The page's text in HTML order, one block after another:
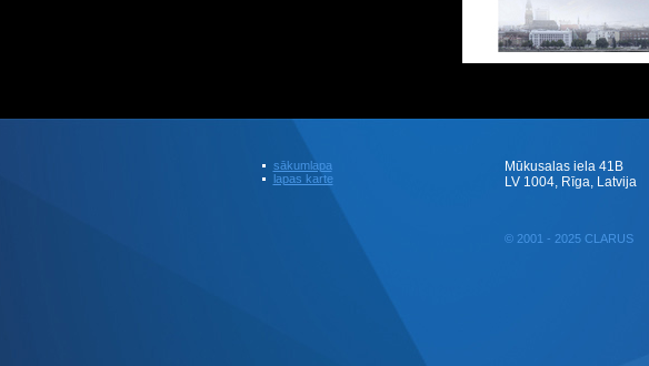
sākumlapa
lapas karte
Mūkusalas iela 41B
LV 1004, Rīga, Latvija
© 2001 - 2025 CLARUS